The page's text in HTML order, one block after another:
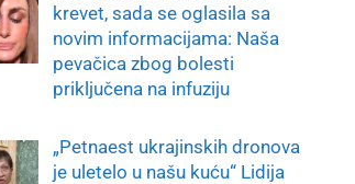
krevet, sada se oglasila sa
novim informacijama: Naša
pevačica zbog bolesti
priključena na infuziju
„Petnaest ukrajinskih dronova
je uletelo u našu kuću“ Lidija